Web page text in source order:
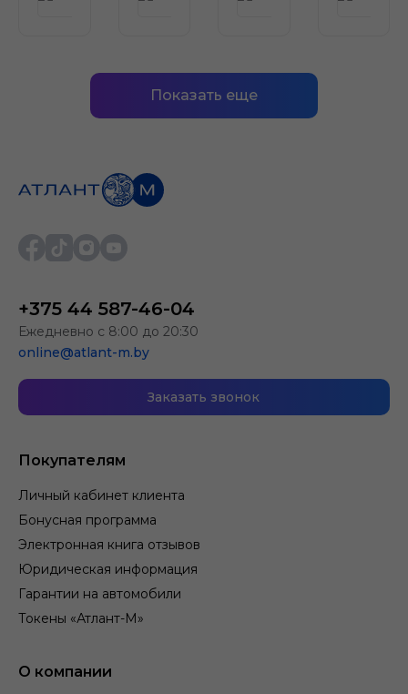
Показать еще
Покупателям
Личный кабинет клиента
Бонусная программа
Электронная книга отзывов
Юридическая информация
Гарантии на автомобили
Токены «Атлант-М»
О компании
+375 44 587-46-04
Ежедневно с 8:00 до 20:30
online@atlant-m.by
Заказать звонок